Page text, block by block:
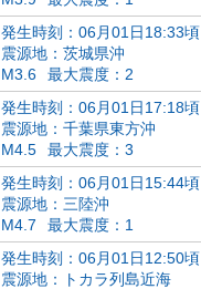
発生時刻：06月01日18:33頃
震源地：茨城県沖
M3.6
最大震度：2
発生時刻：06月01日17:18頃
震源地：千葉県東方沖
M4.5
最大震度：3
発生時刻：06月01日15:44頃
震源地：三陸沖
M4.7
最大震度：1
発生時刻：06月01日12:50頃
震源地：トカラ列島近海